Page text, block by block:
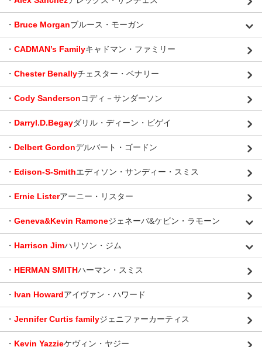
・ Bruce Morganブルース・モーガン
・ CADMAN’s Familyキャドマン・ファミリー
・ Chester Benallyチェスター・ベナリー
・ Cody Sandersonコディ－サンダーソン
・ Darryl.D.Begayダリル・ディーン・ビゲイ
・ Delbert Gordonデルバート・ゴードン
・ Edison-S-Smithエディソン・サンディー・スミス
・ Ernie Listerアーニー・リスター
・ Geneva&Kevin Ramoneジェネーバ&ケビン・ラモーン
・ Harrison Jimハリソン・ジム
・ HERMAN SMITHハーマン・スミス
・ Ivan Howardアイヴァン・ハワード
・ Jennifer Curtis familyジェニファーカーティス
・ Kevin Yazzieケヴィン・ヤジー